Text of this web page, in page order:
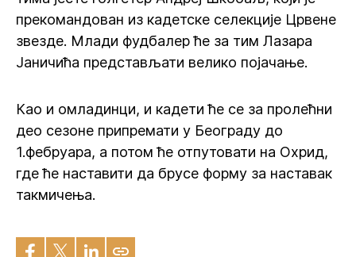
прекомандован из кадетске селекције Црвене
звезде. Млади фудбалер ће за тим Лазара
Јаничића представљати велико појачање.
Као и омладинци, и кадети ће се за пролећни
део сезоне припремати у Београду до
1.фебруара, а потом ће отпутовати на Охрид,
где ће наставити да брусе форму за наставак
такмичења.